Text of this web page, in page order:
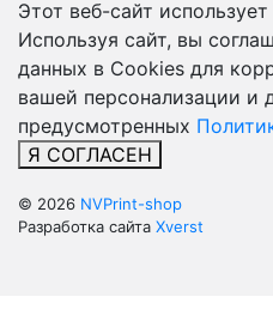
Этот веб-сайт
Используя сайт, вы
данных в Cookies для
вашей персонализации и
предусмотренных
Я СОГЛАСЕН
© 2026 NVPrint-shop
Разработка сайта Xverst